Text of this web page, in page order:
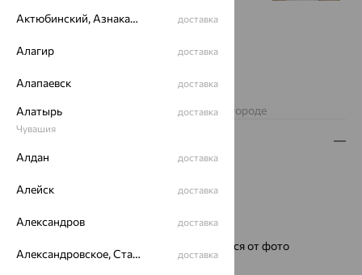
Изделие недоступно для заказа в вашем городе
Проба:
Бренд:SOKOLOV
Цвет и фактура могут отличаться от фото
Для кого:женские
Актюбинский, Азнакаевский район доставка
Алагир доставка
Алапаевск доставка
Алатырь
Чувашия
доставка
Алдан доставка
Алейск доставка
Александров доставка
Александровское, Ставропольский край доставка